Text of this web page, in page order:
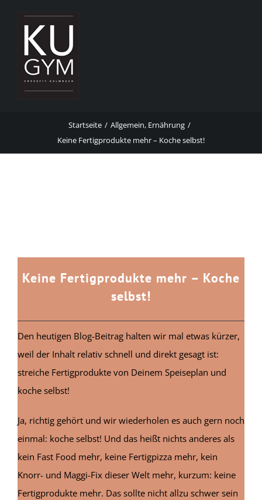
springen
Startseite Allgemein Ernährung
Keine Fertigprodukte mehr – Koche selbst!
Keine Fertigprodukte mehr – Koche
selbst!
Den heutigen Blog-Beitrag halten wir mal etwas kürzer,
weil der Inhalt relativ schnell und direkt gesagt ist:
streiche Fertigprodukte von Deinem Speiseplan und
koche selbst!
Ja, richtig gehört und wir wiederholen es auch gern noch
einmal: koche selbst! Und das heißt nichts anderes als
kein Fast Food mehr, keine Fertigpizza mehr, kein
Knorr- und Maggi-Fix dieser Welt mehr, kurzum: keine
Fertigprodukte mehr. Das sollte nicht allzu schwer sein